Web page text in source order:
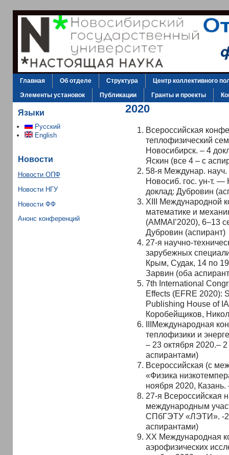
Главная Об отделе Структура
Центр коллективного
Элементы установок
Публикации Гранты и проекты
Языки
Русский
English
Новости
Новости ОПФ
Новости НГУ
Новости ФФ
Анонс конференций
2020
Всероссийская
теплофизический
Новосибирск. – 4
Яскин (все 4 – с
58-я Междунар. науч.
Новосиб. гос. ун-т.
доклад: Дубровин
XIII Международной
математике и
(AMMAI’2020), 6–13
Дубровин (аспирант)
27-я научно-
зарубежных
Крым, Судак, 14 по
Зарвин (оба
7th International
Effects (EFRE 2020):
Publishing House of
Коробейщиков,
IIIМеждународная
теплофизики и
– 23 октября 2020.–
аспирантами)
Всероссийская (с
«Физика
ноября 2020,
27-я Всероссийская
международным
СПбГЭТУ «ЛЭТИ». -2
аспирантами)
XX Международная
аэрофизических